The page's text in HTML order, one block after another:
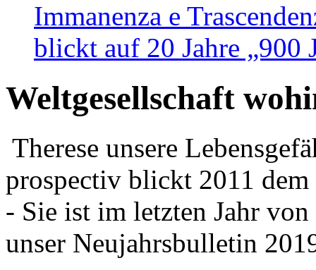
Immanenza e
blickt auf 20 Jahre „900
Weltgesellschaft
Therese unsere
prospectiv blickt 2011
- Sie ist im letzten Jahr
unser Neujahrsbulletin